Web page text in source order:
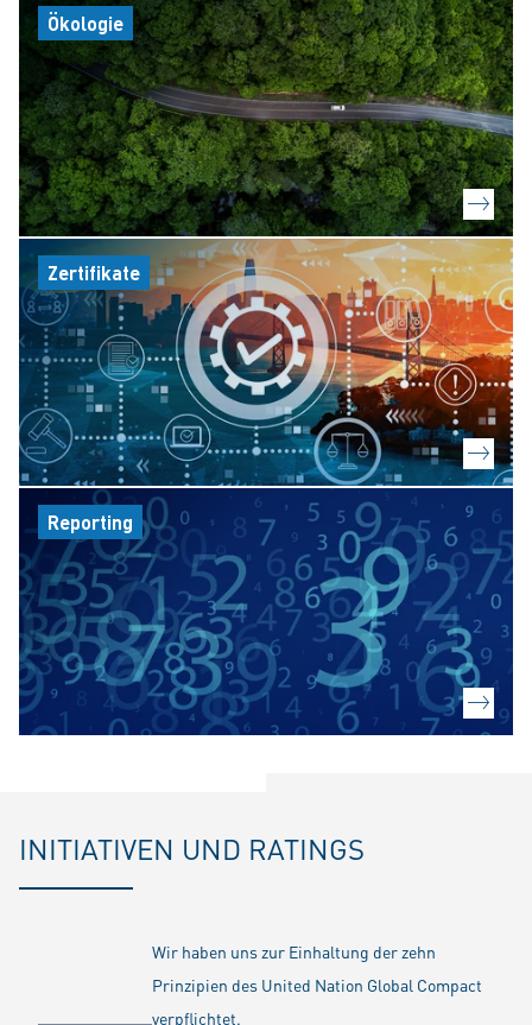
Ökologie
Zertifikate
Reporting
INITIATIVEN UND RATINGS
Wir haben uns zur Einhaltung der zehn
Prinzipien des United Nation Global Compact
verpflichtet.